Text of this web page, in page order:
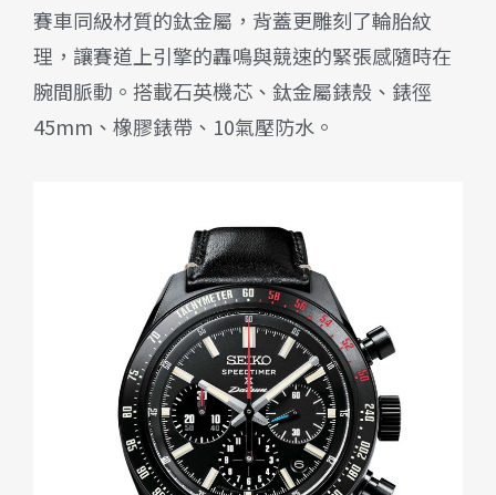
賽車同級材質的鈦金屬，背蓋更雕刻了輪胎紋
理，讓賽道上引擎的轟鳴與競速的緊張感隨時在
腕間脈動。搭載石英機芯、鈦金屬錶殼、錶徑
45mm、橡膠錶帶、10氣壓防水。